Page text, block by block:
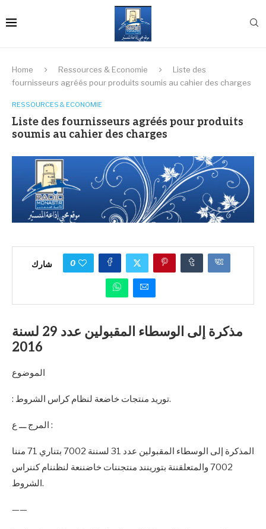
Home Ressources & Economie
Liste des
fournisseurs agréés pour produits soumis au cahier des charges
RESSOURCES & ECONOMIE
Liste des fournisseurs agréés pour produits
soumis au cahier des charges
شارك 0
مذكرة إلى الوسطاء المقبولين عدد 29 لسنة
2016
الموضوع
: توريد منتجات خاضعة لنظام كراس الشروط.
المرج ـــ ع :
المذكرة إلى الوسطاء المقبولين عدد 31 لسننة 7002 بتناري 71 مننا
7002 والمتعلقننة بتورينند منتجننات خاضننعة لنظننام كننراس
الشروط.
——